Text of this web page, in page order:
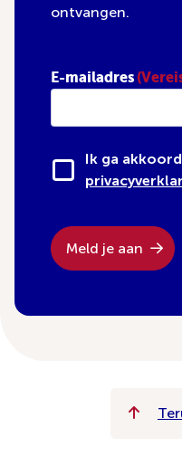
ontvangen.
E-mailadres
Ik ga
Meld je aan